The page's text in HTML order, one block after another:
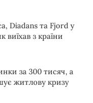
Diadans та Fjord у
виїхав з країни
за 300 тисяч, а
житлову кризу